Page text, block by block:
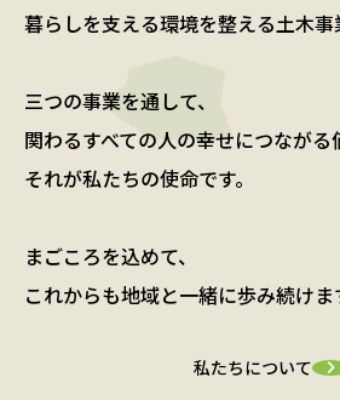
暮らしを支える環境を整える土木事
三つの事業を通して、
関わるすべての人の幸せにつながる
それが私たちの使命です。
まごころを込めて、
これからも地域と一緒に歩み続けま
私たちについて